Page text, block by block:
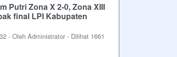
Putri Zona X 2-0, Zona XIII
final LPI Kabupaten
- Oleh Administrator - Dilihat 1661